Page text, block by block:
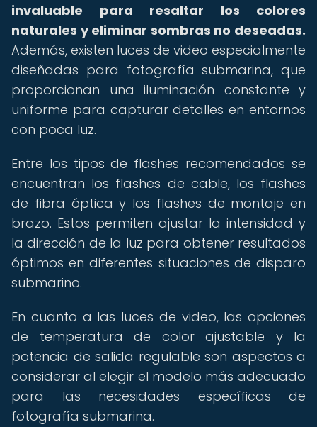
invaluable para resaltar los colores
naturales y eliminar sombras no deseadas.
Además, existen luces de video especialmente
diseñadas para fotografía submarina, que
proporcionan una iluminación constante y
uniforme para capturar detalles en entornos
con poca luz.
Entre los tipos de flashes recomendados se
encuentran los flashes de cable, los flashes
de fibra óptica y los flashes de montaje en
brazo. Estos permiten ajustar la intensidad y
la dirección de la luz para obtener resultados
óptimos en diferentes situaciones de disparo
submarino.
En cuanto a las luces de video, las opciones
de temperatura de color ajustable y la
potencia de salida regulable son aspectos a
considerar al elegir el modelo más adecuado
para las necesidades específicas de
fotografía submarina.